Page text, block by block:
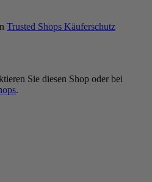
Trusted Shops Käuferschutz
Sie diesen Shop oder bei
.